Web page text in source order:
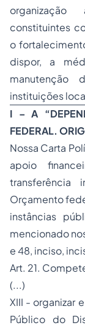
organização
constituintes
o
dispor, a
manutenção
instituições
I – A
FEDERAL.
Nossa Carta
apoio
transferência
Orçamento
instâncias
mencionado
e 48, inciso,
Art. 21.
(...)
XIII - organizar
Público do